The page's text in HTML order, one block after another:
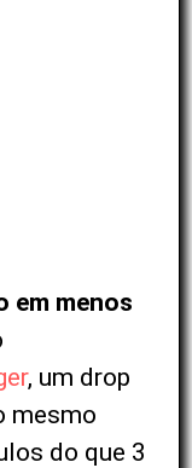
em menos
, um drop
mesmo
do que 3